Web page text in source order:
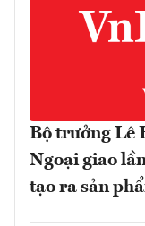
Bộ trưởng Lê
Ngoại giao
tạo ra sản